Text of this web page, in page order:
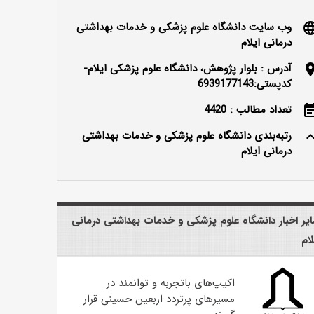
وب سایت دانشگاه علوم پزشکی و خدمات بهداشتی
درمانی ایلام
آدرس : بلوار پژوهش، دانشگاه علوم پزشکی ایلام-
کدپستی:6939177143
تعداد مطالب : 4420
keyboard_arrow_up
رتبه‌بندی دانشگاه علوم پزشکی و خدمات بهداشتی
درمانی ایلام
اخبار دانشگاه علوم پزشکی و خدمات بهداشتی درمانی
اکیپ‌های باتجربه و توانمند در
مسیرهای پرتردد اربعین حسینی قرار